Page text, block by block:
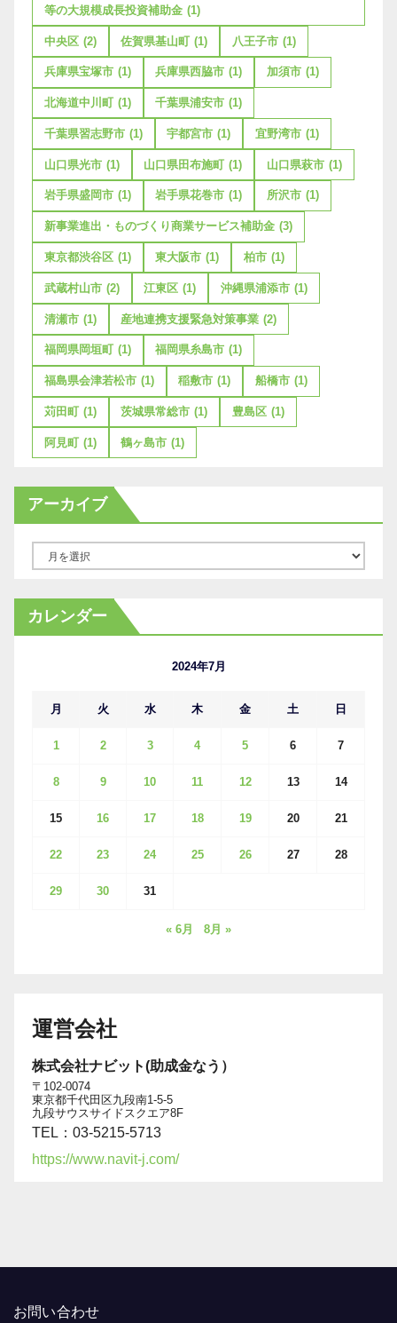
等の大規模成長投資補助金 (1)
中央区 (2) 佐賀県基山町 (1) 八王子市 (1)
兵庫県宝塚市 (1) 兵庫県西脇市 (1) 加須市 (1)
北海道中川町 (1) 千葉県浦安市 (1)
千葉県習志野市 (1) 宇都宮市 (1) 宜野湾市 (1)
山口県光市 (1) 山口県田布施町 (1) 山口県萩市 (1)
岩手県盛岡市 (1) 岩手県花巻市 (1) 所沢市 (1)
新事業進出・ものづくり商業サービス補助金 (3)
東京都渋谷区 (1) 東大阪市 (1) 柏市 (1)
武蔵村山市 (2) 江東区 (1) 沖縄県浦添市 (1)
清瀬市 (1) 産地連携支援緊急対策事業 (2)
福岡県岡垣町 (1) 福岡県糸島市 (1)
福島県会津若松市 (1) 稲敷市 (1) 船橋市 (1)
苅田町 (1) 茨城県常総市 (1) 豊島区 (1)
阿見町 (1) 鶴ヶ島市 (1)
アーカイブ
カ
イ
カレンダー
2024年7月
月 火 水 木 金 土 日
1 2 3 4 5 6 7
8 9 10 11 12 13 14
15 16 17 18 19 20 21
22 23 24 25 26 27 28
29 30 31
« 6月 8月 »
運営会社
株式会社ナビット(助成金なう）
〒102-0074
東京都千代田区九段南1-5-5
九段サウスサイドスクエア8F
TEL：03-5215-5713
https://www.navit-j.com/
お問い合わせ